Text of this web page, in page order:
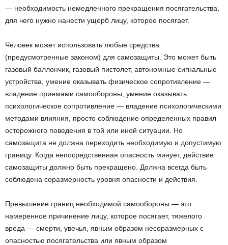
— необходимость немедленного прекращения посягательства,
для чего нужно нанести ущерб лицу, которое посягает.
Человек может использовать любые средства
(предусмотренные законом) для самозащиты. Это может быть
газовый баллончик, газовый пистолет, автономные сигнальные
устройства, умение оказывать физическое сопротивление —
владение приемами самообороны, умение оказывать
психологическое сопротивление — владение психологическими
методами влияния, просто соблюдение определенных правил
осторожного поведения в той или иной ситуации. Но
самозащита не должна переходить необходимую и допустимую
границу. Когда непосредственная опасность минует, действие
самозащиты должно быть прекращено. Должна всегда быть
соблюдена соразмерность уровня опасности и действия.
Превышение границ необходимой самообороны — это
намеренное причинение лицу, которое посягает, тяжелого
вреда — смерти, увечья, явным образом несоразмерных с
опасностью посягательства или явным образом